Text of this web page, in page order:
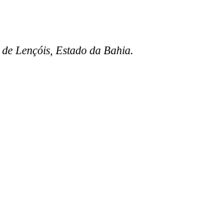
Lençóis, Estado da Bahia.